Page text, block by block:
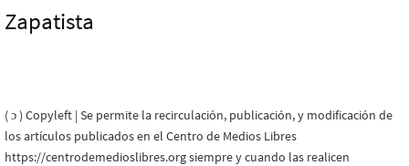
Zapatista
( ɔ ) Copyleft | Se permite la recirculación, publicación, y modificación de
los artículos publicados en el Centro de Medios Libres
https://centrodemedioslibres.org siempre y cuando las realicen